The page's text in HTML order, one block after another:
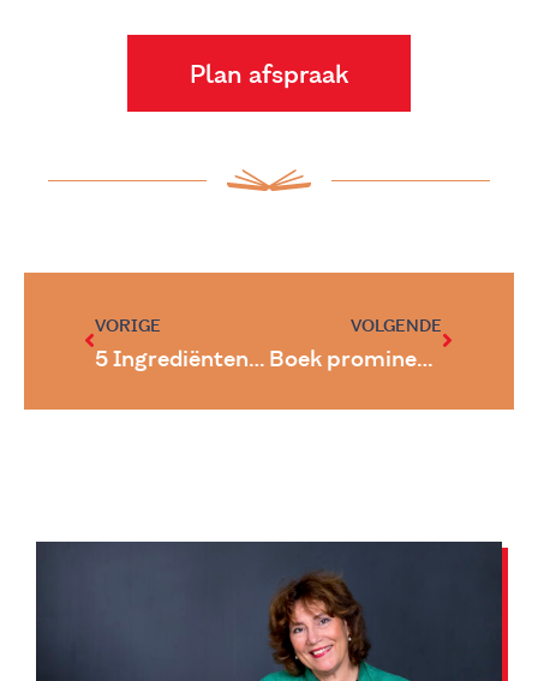
Plan afspraak
VORIGE
5 Ingrediënten om je boek te schrijven
VOLGENDE
Boek prominente plaats in het binnenhalen van nieuwe opdrachten